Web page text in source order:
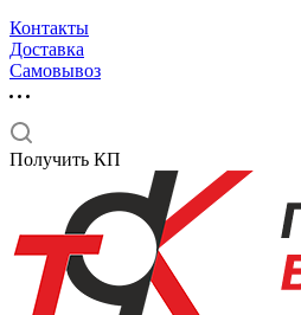
Контакты
Доставка
Самовывоз
Получить КП